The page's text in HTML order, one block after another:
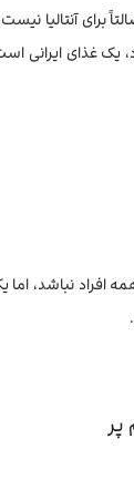
برای آنتالیا
یک غذای ایرانی
افراد نباشد،
پر